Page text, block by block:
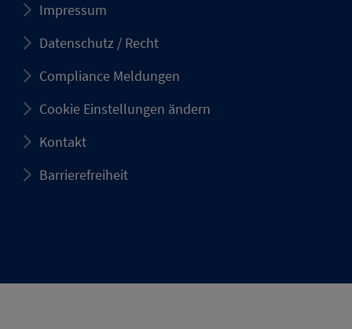
Impressum
Datenschutz / Recht
Compliance Meldungen
Cookie Einstellungen ändern
Kontakt
Barrierefreiheit